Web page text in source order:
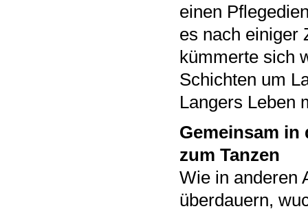
einen
es nach einiger
kümmerte sich
Schichten um
Langers Leben
Gemeinsam in
zum Tanzen
Wie in anderen
überdauern,